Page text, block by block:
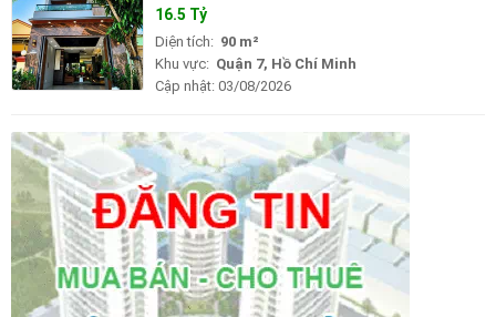
16.5 Tỷ
Diện tích: 90 m²
Khu vực: Quận 7, Hồ Chí Minh
Cập nhật: 03/08/2026